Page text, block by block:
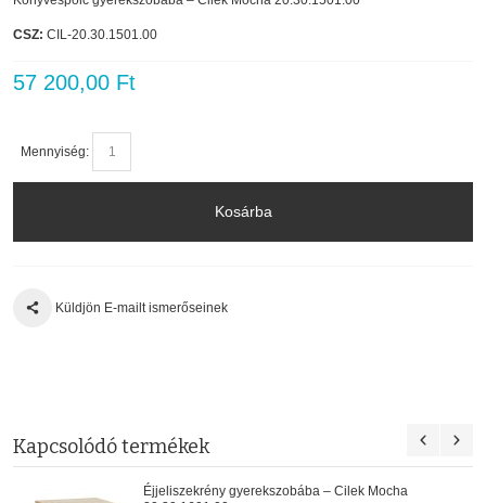
CSZ: CIL-20.30.1501.00
57 200,00 Ft
Mennyiség:
Kosárba
Küldjön E-mailt ismerőseinek
Kapcsolódó termékek
– Cilek Mocha
2 ajtós szekrény –